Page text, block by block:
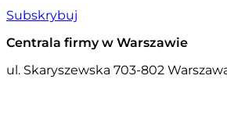
Subskrybuj
Centrala firmy w Warszawie
ul. Skaryszewska 703-802